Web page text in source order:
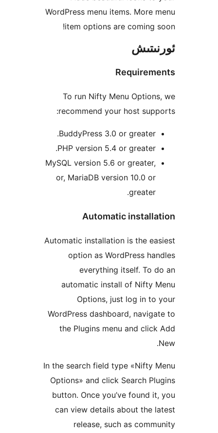
WordPress menu items.
item options are
To run Nifty Menu
recommend your host
BuddyPress 3.0 or
PHP version 5.4 or
MySQL version 5.6 or
or, MariaDB version 10.0
Automatic
Automatic installation is the
option as WordPress
everything itself.
automatic install of
Options, just log in
WordPress dashboard,
the Plugins menu and
In the search field type
Options» and click Search
button. Once you’ve
can view details about
release, such as